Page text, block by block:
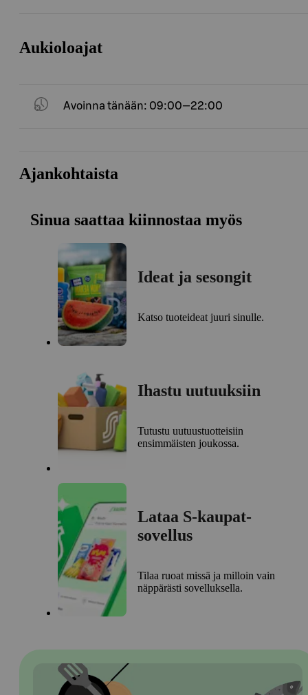
Aukioloajat
Avoinna tänään: 09:00—22:00
Ajankohtaista
Sinua saattaa kiinnostaa myös
Ideat ja sesongit
Katso tuoteideat juuri sinulle.
Ihastu uutuuksiin
Tutustu uutuustuotteisiin
ensimmäisten joukossa.
Lataa S-kaupat-
sovellus
Tilaa ruoat missä ja milloin vain
näppärästi sovelluksella.